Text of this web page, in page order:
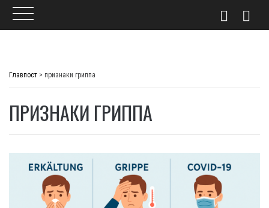
Главпост > признаки гриппа
ПРИЗНАКИ ГРИППА